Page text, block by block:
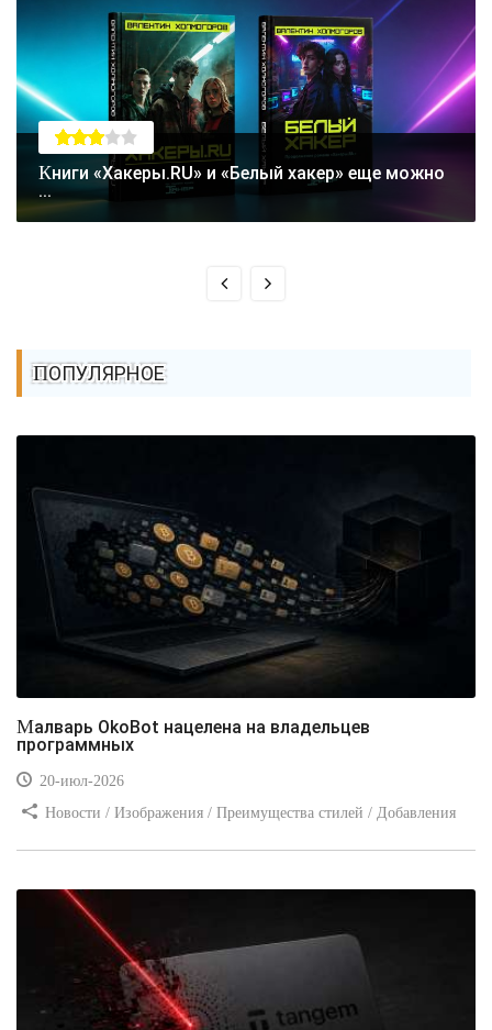
Книги «Хакеры.RU» и «Белый хакер» еще можно
...
ПОПУЛЯРНОЕ
Малварь OkoBot нацелена на владельцев
программных
20-июл-2026
Новости / Изображения / Преимущества стилей / Добавления